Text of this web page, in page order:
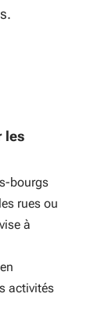
les
bourgs
rues ou
à
activités